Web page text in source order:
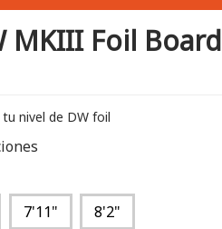
Foil Board
nivel de DW foil
7'11" 8'2"